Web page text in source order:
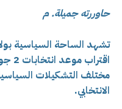
حاوررته جميلة. م
تشهد الساحة السياسية
مختلف التشكيلات
الانتخابي.